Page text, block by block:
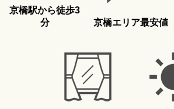
京橋駅から徒歩3
分
京橋エリア最安値